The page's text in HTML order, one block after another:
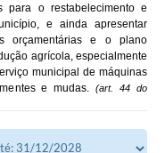
para o restabelecimento e
e ainda apresentar
orçamentárias e o plano
agrícola, especialmente
municipal de máquinas
e mudas.(art. 44 do